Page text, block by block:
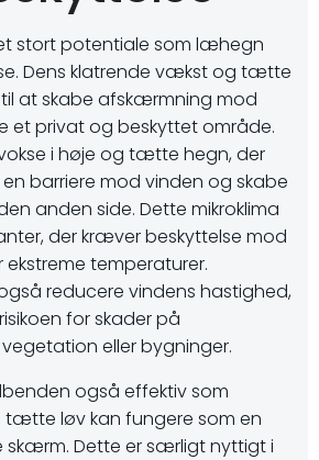
stort potentiale som læhegn
Dens klatrende vækst og tætte
at skabe afskærmning mod
et privat og beskyttet område.
i høje og tætte hegn, der
barriere mod vinden og skabe
anden side. Dette mikroklima
der kræver beskyttelse mod
temperaturer.
reducere vindens hastighed,
for skader på
eller bygninger.
også effektiv som
løv kan fungere som en
skærm. Dette er særligt nyttigt i